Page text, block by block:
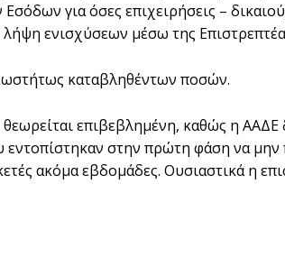
για όσες επιχειρήσεις –
ενισχύσεων μέσω της
καταβληθέντων ποσών.
επιβεβλημένη, καθώς η ΑΑΔΕ
στην πρώτη φάση να
ακόμα εβδομάδες. Ουσιαστικά η